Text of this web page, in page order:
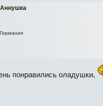
Аннушка
Германия
понравились оладушки,